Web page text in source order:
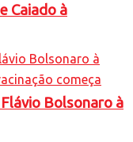
Caiado à
Bolsonaro à